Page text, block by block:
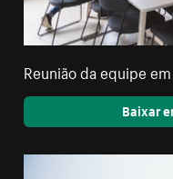
Reunião da equipe
Baixar